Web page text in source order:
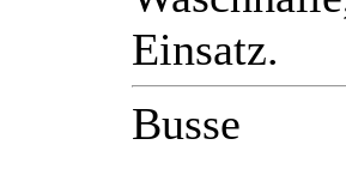
Einsatz.
Busse